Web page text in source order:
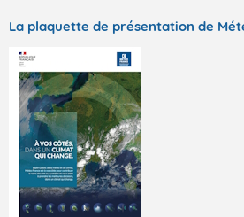
La plaquette de présentation de